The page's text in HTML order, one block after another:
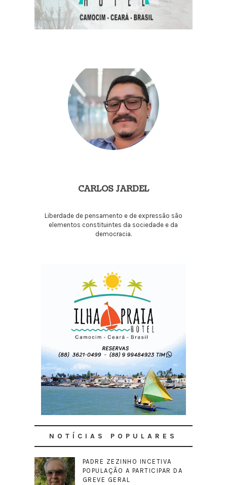
CARLOS JARDEL
Liberdade de pensamento e de expressão são
elementos constituintes da sociedade e da
democracia.
NOTÍCIAS POPULARES
PADRE ZEZINHO INCETIVA
POPULAÇÃO A PARTICIPAR DA
GREVE GERAL